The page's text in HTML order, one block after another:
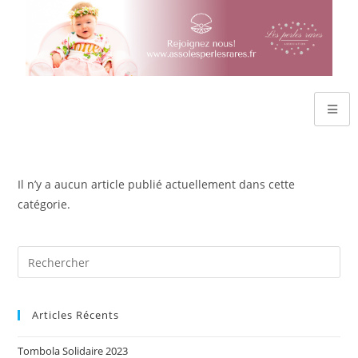
Il n’y a aucun article publié actuellement dans cette
catégorie.
Articles Récents
Tombola Solidaire 2023